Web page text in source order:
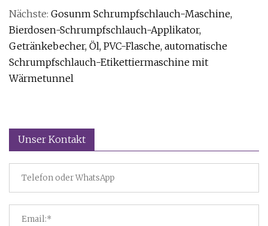
Nächste: Gosunm Schrumpfschlauch-Maschine,
Bierdosen-Schrumpfschlauch-Applikator,
Getränkebecher, Öl, PVC-Flasche, automatische
Schrumpfschlauch-Etikettiermaschine mit
Wärmetunnel
Unser Kontakt